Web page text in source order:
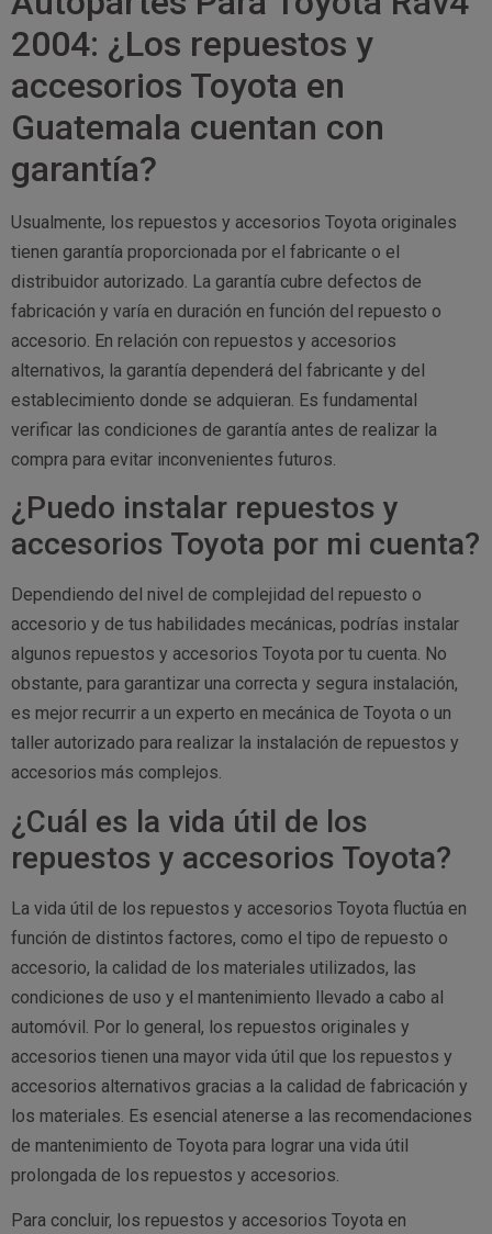
2004: ¿Los repuestos y
accesorios Toyota en
Guatemala cuentan con
garantía?
Usualmente, los repuestos y accesorios Toyota originales
tienen garantía proporcionada por el fabricante o el
distribuidor autorizado. La garantía cubre defectos de
fabricación y varía en duración en función del repuesto o
accesorio. En relación con repuestos y accesorios
alternativos, la garantía dependerá del fabricante y del
establecimiento donde se adquieran. Es fundamental
verificar las condiciones de garantía antes de realizar la
compra para evitar inconvenientes futuros.
¿Puedo instalar repuestos y
accesorios Toyota por mi cuenta?
Dependiendo del nivel de complejidad del repuesto o
accesorio y de tus habilidades mecánicas, podrías instalar
algunos repuestos y accesorios Toyota por tu cuenta. No
obstante, para garantizar una correcta y segura instalación,
es mejor recurrir a un experto en mecánica de Toyota o un
taller autorizado para realizar la instalación de repuestos y
accesorios más complejos.
¿Cuál es la vida útil de los
repuestos y accesorios Toyota?
La vida útil de los repuestos y accesorios Toyota fluctúa en
función de distintos factores, como el tipo de repuesto o
accesorio, la calidad de los materiales utilizados, las
condiciones de uso y el mantenimiento llevado a cabo al
automóvil. Por lo general, los repuestos originales y
accesorios tienen una mayor vida útil que los repuestos y
accesorios alternativos gracias a la calidad de fabricación y
los materiales. Es esencial atenerse a las recomendaciones
de mantenimiento de Toyota para lograr una vida útil
prolongada de los repuestos y accesorios.
Para concluir, los repuestos y accesorios Toyota en